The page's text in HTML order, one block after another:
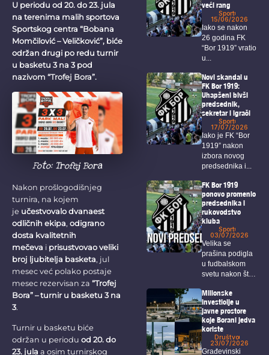
U periodu od 20. do 23. jula
na terenima malih sportova
Sportskog centra “Bobana
Momčilović – Veličković”, biće
održan drugi po redu turnir
u basketu 3 na 3 pod
nazivom “Trofej Bora”.
Foto: Trofej Bora
Nakon prošlogodišnjeg
turnira, na kojem
je učestvovalo dvanaest
odličnih ekipa, odigrano
dosta kvalitetnih
mečeva i prisustvovao veliki
broj ljubitelja basketa, jul
mesec već polako postaje
mesec rezervisan za “Trofej
Bora” – turnir u basketu 3 na
3.
Turnir u basketu biće
održan u periodu od 20. do
23. jula a osim turnirskog
veći rang
Sport
15/06/2026
Iako se nakon
26 godina FK
“Bor 1919” vratio
u...
Novi skandal u
FK Bor 1919:
Uhapšeni bivši
predsednik,
sekretar i igrači
Sport
17/07/2026
Iako je FK “Bor
1919” nakon
izbora novog
predsednika i...
FK Bor 1919
ponovo promenio
predsednika i
rukovodstvo
kluba
Sport
03/07/2026
Velika se
prašina podigla
u fudbalskom
svetu nakon što
Milionske
investicije u
javne prostore
koje Borani jedva
koriste
Društvo
23/07/2026
Građevinski